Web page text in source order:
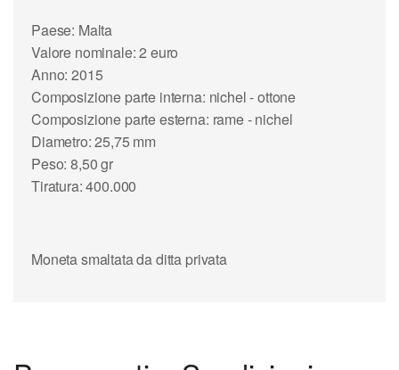
Paese: Malta
Valore nominale: 2 euro
Anno: 2015
Composizione parte interna: nichel - ottone
Composizione parte esterna: rame - nichel
Diametro: 25,75 mm
Peso: 8,50 gr
Tiratura: 400.000
Moneta smaltata da ditta privata